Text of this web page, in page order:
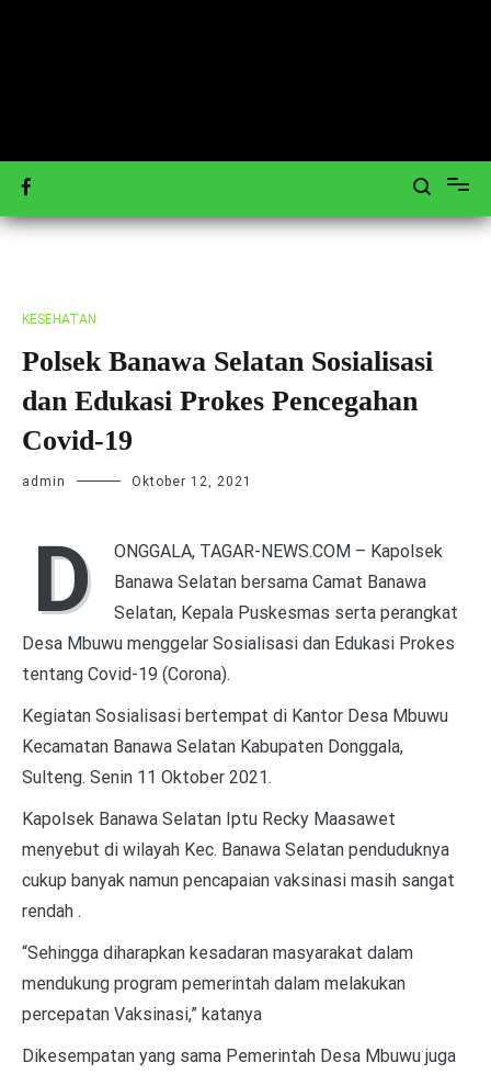
Tagar-News.com
Mengulas Peristiwa Teraktual
KESEHATAN
Polsek Banawa Selatan Sosialisasi
dan Edukasi Prokes Pencegahan
Covid-19
admin Oktober 12, 2021
D
ONGGALA, TAGAR-NEWS.COM – Kapolsek
Banawa Selatan bersama Camat Banawa
Selatan, Kepala Puskesmas serta perangkat
Desa Mbuwu menggelar Sosialisasi dan Edukasi Prokes
tentang Covid-19 (Corona).
Kegiatan Sosialisasi bertempat di Kantor Desa Mbuwu
Kecamatan Banawa Selatan Kabupaten Donggala,
Sulteng. Senin 11 Oktober 2021.
Kapolsek Banawa Selatan Iptu Recky Maasawet
menyebut di wilayah Kec. Banawa Selatan penduduknya
cukup banyak namun pencapaian vaksinasi masih sangat
rendah .
“Sehingga diharapkan kesadaran masyarakat dalam
mendukung program pemerintah dalam melakukan
percepatan Vaksinasi,” katanya
Dikesempatan yang sama Pemerintah Desa Mbuwu juga